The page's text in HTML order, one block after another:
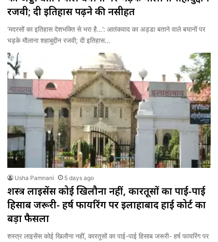
रजवी; दी इतिहास पढ़ने की नसीहत
‘मदरसों का इतिहास देशभक्ति से भरा है…’: आतंकवाद का अड्डा बताने वाले बयानों पर
भड़के मौलाना शहाबुद्दीन रजवी; दी इतिहास…
Usha Pamnani 5 days ago
शस्त्र लाइसेंस कोई खिलौना नहीं, कारतूसों का पाई-पाई
हिसाब जरूरी- हर्ष फायरिंग पर इलाहाबाद हाई कोर्ट का
बड़ा फैसला
शस्त्र लाइसेंस कोई खिलौना नहीं, कारतूसों का पाई-पाई हिसाब जरूरी- हर्ष फायरिंग पर